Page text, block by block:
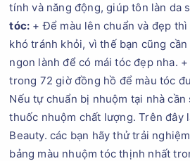
tính và năng động, giúp tôn làn da
tóc: + Để màu lên chuẩn và đẹp
khó tránh khỏi, vì thế bạn cũng
ngon lành để có mái tóc đẹp nha.
trong 72 giờ đồng hồ để màu tóc
Nếu tự chuẩn bị nhuộm tại nhà
thuốc nhuộm chất lượng. Trên đây
Beauty. các bạn hãy thử trải
bảng màu nhuộm tóc thịnh nhất